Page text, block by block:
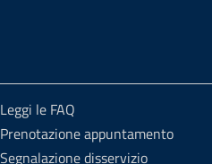
Leggi le FAQ
Prenotazione appuntamento
Segnalazione disservizio